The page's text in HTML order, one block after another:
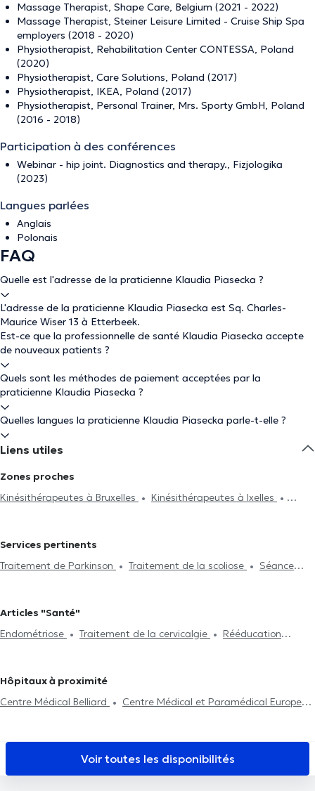
Massage Therapist, Shape Care, Belgium (2021 - 2022)
Massage Therapist, Steiner Leisure Limited - Cruise Ship Spa
employers (2018 - 2020)
Physiotherapist, Rehabilitation Center CONTESSA, Poland
(2020)
Physiotherapist, Care Solutions, Poland (2017)
Physiotherapist, IKEA, Poland (2017)
Physiotherapist, Personal Trainer, Mrs. Sporty GmbH, Poland
(2016 - 2018)
Participation à des conférences
Webinar - hip joint. Diagnostics and therapy., Fizjologika
(2023)
Langues parlées
Anglais
Polonais
FAQ
Quelle est l'adresse de la praticienne Klaudia Piasecka ?
L'adresse de la praticienne Klaudia Piasecka est Sq. Charles-
Maurice Wiser 13 à Etterbeek.
Est-ce que la professionnelle de santé Klaudia Piasecka accepte
de nouveaux patients ?
Quels sont les méthodes de paiement acceptées par la
praticienne Klaudia Piasecka ?
Quelles langues la praticienne Klaudia Piasecka parle-t-elle ?
Liens utiles
Zones proches
Kinésithérapeutes à Bruxelles
Kinésithérapeutes à Ixelles
Schaerbeek
Kinésithérapeutes à Auderghem
Kinésithérapeutes à Saint-Josse-Ten-Noode
Kinésithérapeutes à
Kinésithérapeutes à Saint-Gilles
Gistoux
Kinésithérapeutes à Lessines
Kinésithérapeutes à
Kinésithérapeutes à Charleroi
Kinésithérapeutes à Forest
Services pertinents
Traitement de Parkinson
Traitement de la scoliose
Séance
cervicalgie
Réflexologie plantaire
Rééducation respiratoire
Rééducation abdominale
Post-
Crochetage
Problème de dos
Articles "Santé"
Endométriose
Traitement de la cervicalgie
Rééducation
Hôpitaux à proximité
Centre Médical Belliard
Centre Médical et Paramédical Europe
Centre Médical Psymed
Cabinet d'Ostéopathie
Capiaumont
Michel-Ange Center
Centre Médical Jourdan
Voir toutes les disponibilités